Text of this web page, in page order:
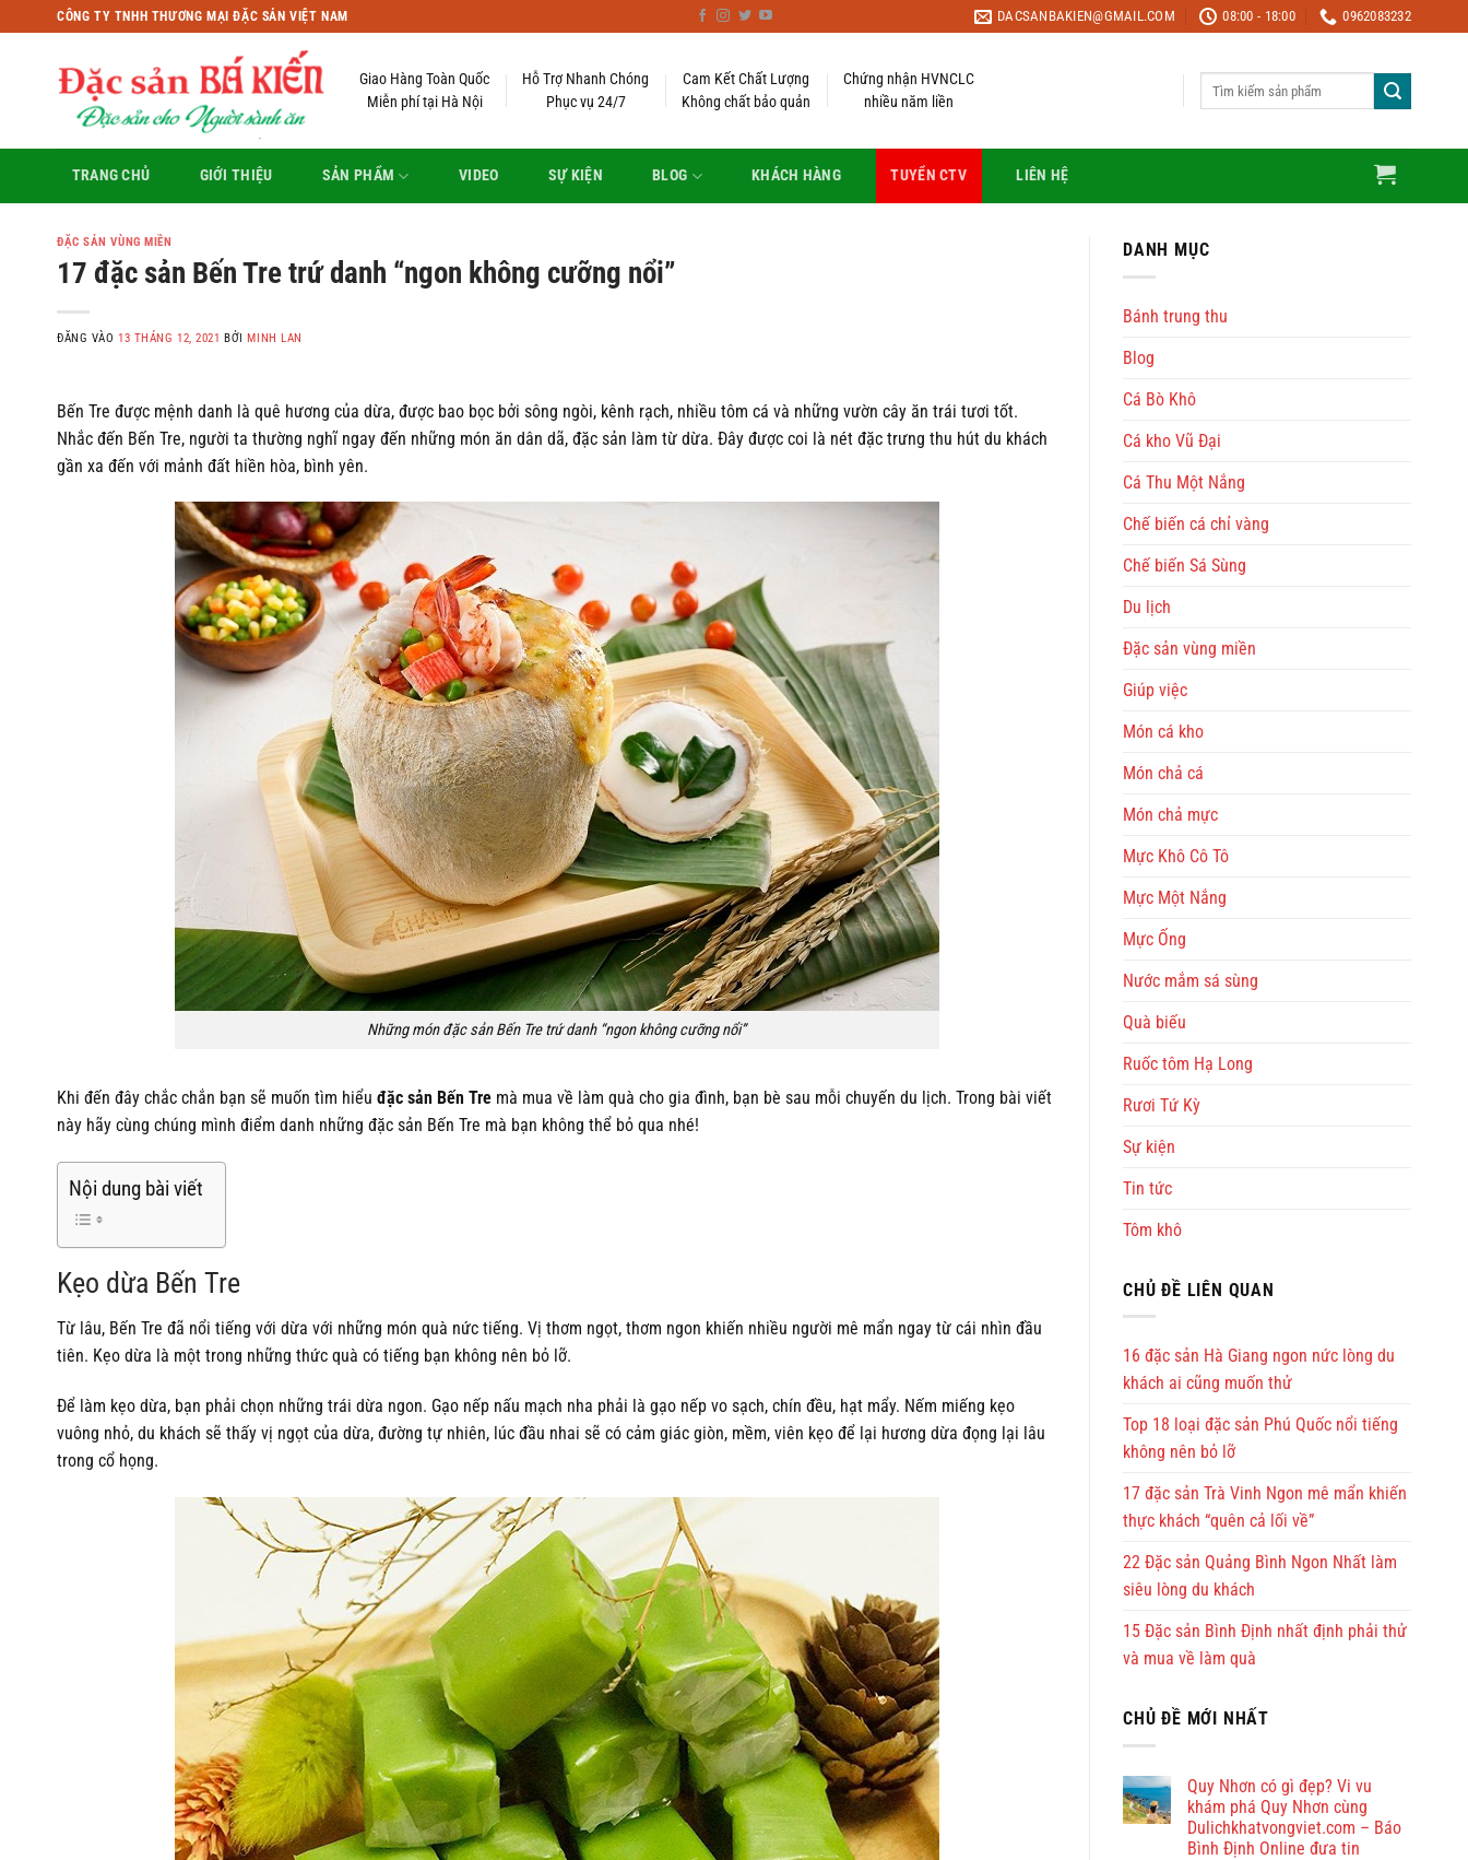
qua
CÔNG TY TNHH THƯƠNG MẠI ĐẶC SẢN VIỆT NAM DACSANBAKIEN@GMAIL.COM 08:00 - 18:00 0962083232
Giao Hàng Toàn Quốc
Miễn phí tại Hà Nội
Hỗ Trợ Nhanh Chóng
Phục vụ 24/7
Cam Kết Chất Lượng
Không chất bảo quản
Chứng nhận HVNCLC
nhiều năm liền
TRANG CHỦ GIỚI THIỆU SẢN PHẨM VIDEO SỰ KIỆN BLOG KHÁCH HÀNG TUYỂN CTV LIÊN HỆ
ĐẶC SẢN VÙNG MIỀN
17 đặc sản Bến Tre trứ danh “ngon không cưỡng nổi”
ĐĂNG VÀO13 THÁNG 12, 2021 BỞIMINH LAN
Bến Tre được mệnh danh là quê hương của dừa, được bao bọc bởi sông ngòi, kênh rạch, nhiều tôm cá và những vườn cây ăn trái tươi tốt.
Nhắc đến Bến Tre, người ta thường nghĩ ngay đến những món ăn dân dã, đặc sản làm từ dừa. Đây được coi là nét đặc trưng thu hút du khách
gần xa đến với mảnh đất hiền hòa, bình yên.
Những món đặc sản Bến Tre trứ danh “ngon không cưỡng nổi”
Khi đến đây chắc chắn bạn sẽ muốn tìm hiểu đặc sản Bến Tre mà mua về làm quà cho gia đình, bạn bè sau mỗi chuyến du lịch. Trong bài viết
này hãy cùng chúng mình điểm danh những đặc sản Bến Tre mà bạn không thể bỏ qua nhé!
Nội dung bài viết
Kẹo dừa Bến Tre
Từ lâu, Bến Tre đã nổi tiếng với dừa với những món quà nức tiếng. Vị thơm ngọt, thơm ngon khiến nhiều người mê mẩn ngay từ cái nhìn đầu
tiên. Kẹo dừa là một trong những thức quà có tiếng bạn không nên bỏ lỡ.
Để làm kẹo dừa, bạn phải chọn những trái dừa ngon. Gạo nếp nấu mạch nha phải là gạo nếp vo sạch, chín đều, hạt mẩy. Nếm miếng kẹo
vuông nhỏ, du khách sẽ thấy vị ngọt của dừa, đường tự nhiên, lúc đầu nhai sẽ có cảm giác giòn, mềm, viên kẹo để lại hương dừa đọng lại lâu
trong cổ họng.
DANH MỤC
Bánh trung thu
Blog
Cá Bò Khô
Cá kho Vũ Đại
Cá Thu Một Nắng
Chế biến cá chỉ vàng
Chế biến Sá Sùng
Du lịch
Đặc sản vùng miền
Giúp việc
Món cá kho
Món chả cá
Món chả mực
Mực Khô Cô Tô
Mực Một Nắng
Mực Ống
Nước mắm sá sùng
Quà biếu
Ruốc tôm Hạ Long
Rươi Tứ Kỳ
Sự kiện
Tin tức
Tôm khô
CHỦ ĐỀ LIÊN QUAN
16 đặc sản Hà Giang ngon nức lòng du
khách ai cũng muốn thử
Top 18 loại đặc sản Phú Quốc nổi tiếng
không nên bỏ lỡ
17 đặc sản Trà Vinh Ngon mê mẩn khiến
thực khách “quên cả lối về”
22 Đặc sản Quảng Bình Ngon Nhất làm
siêu lòng du khách
15 Đặc sản Bình Định nhất định phải thử
và mua về làm quà
CHỦ ĐỀ MỚI NHẤT
Quy Nhơn có gì đẹp? Vi vu
khám phá Quy Nhơn cùng
Dulichkhatvongviet.com – Báo
Bình Định Online đưa tin